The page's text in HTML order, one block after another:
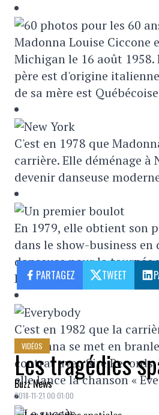
Madonna Louise Ciccone
Michigan le 16 août
père est d'origine
de sa mère est
C'est en 1978 que
carrière. Elle déménage à
devenir danseuse
En 1979, elle obtient son
dans le show-business en
danseuse pour la tournée
Patrick Hernandez (Born
C'est en 1982 que la
Madonna se met en
contrat avec Sire
elle lance la chanson «
PARTAGEZ TWEET
VIDÉOS
Les tragédies
Buzz News
2018-11-21 00:01:00